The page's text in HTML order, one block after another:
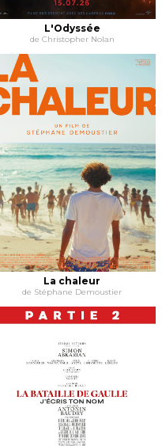
L'Odyssée
de Christopher Nolan
La chaleur
de Stéphane Demoustier